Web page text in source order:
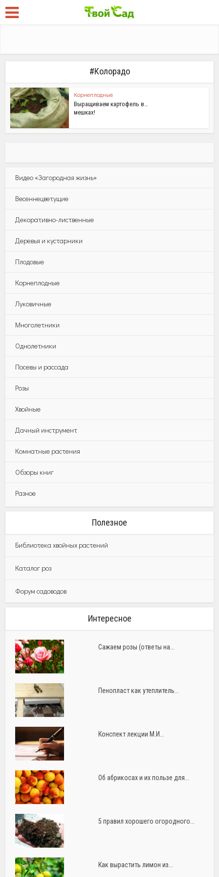
#Колорадо
Корнеплодные
Выращиваем картофель в…
мешках!
Видео «Загородная жизнь»
Весеннецветущие
Декоративно-лиственные
Деревья и кустарники
Плодовые
Корнеплодные
Луковичные
Многолетники
Однолетники
Посевы и рассада
Розы
Хвойные
Дачный инструмент
Комнатные растения
Обзоры книг
Разное
Полезное
Библиотека хвойных растений
Каталог роз
Форум садоводов
Интересное
Сажаем розы (ответы на...
Пенопласт как утеплитель...
Конспект лекции М.И...
Об абрикосах и их пользе для...
5 правил хорошего огородного...
Как вырастить лимон из...